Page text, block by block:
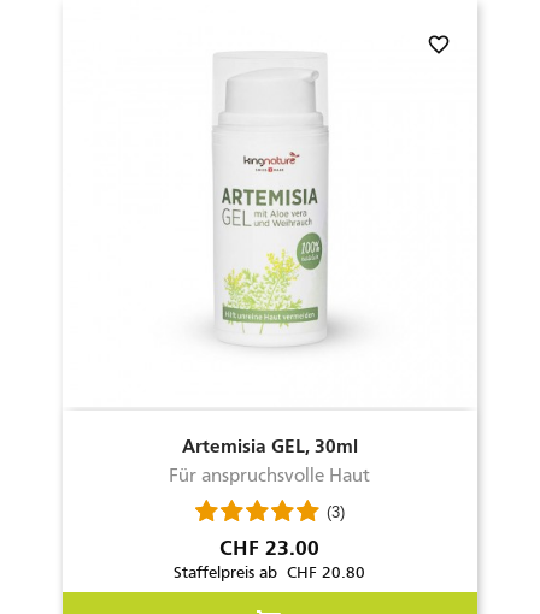
Artemisia GEL, 30ml
Für anspruchsvolle Haut
favorite_border
(3)
Preis
CHF 23.00
Staffelpreis ab CHF 20.80